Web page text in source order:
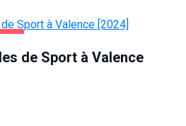
de Sport à Valence